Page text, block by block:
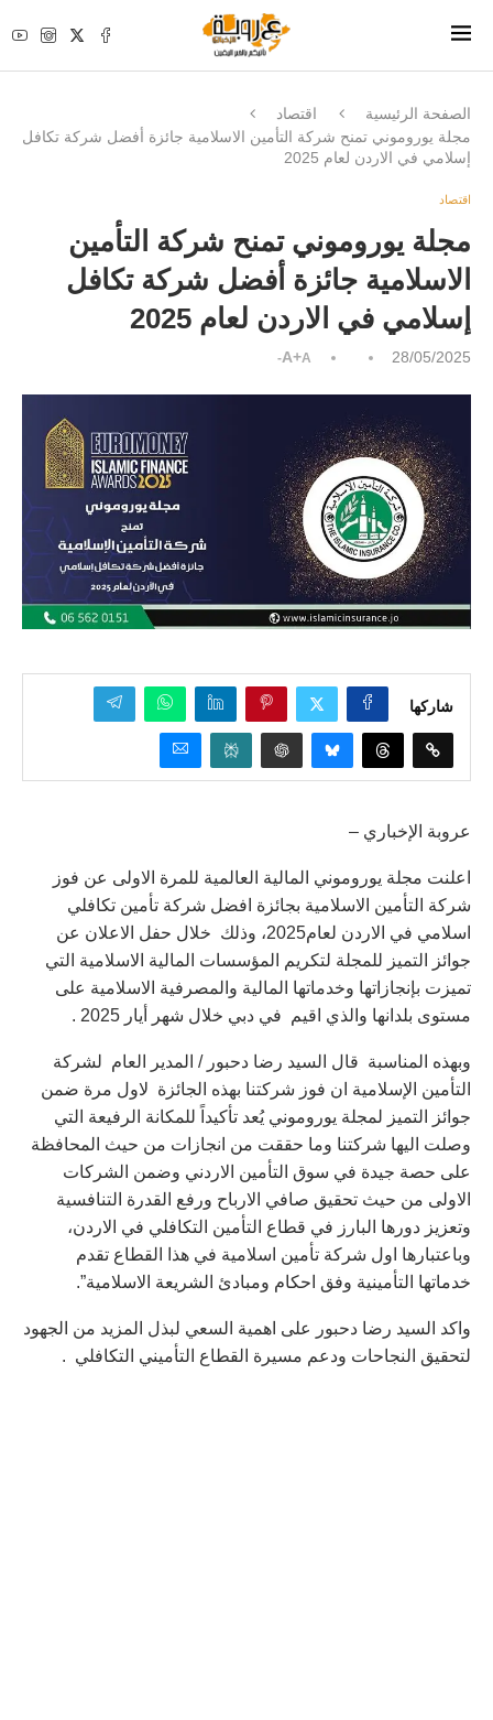
الصفحة الرئيسية
اقتصاد
مجلة يوروموني تمنح شركة التأمين الاسلامية جائزة أفضل شركة تكافل
إسلامي في الاردن لعام 2025
اقتصاد
مجلة يوروموني تمنح شركة التأمين
الاسلامية جائزة أفضل شركة تكافل
إسلامي في الاردن لعام 2025
28/05/2025
A+A-
شاركها
عروبة الإخباري –
اعلنت مجلة يوروموني المالية العالمية للمرة الاولى عن فوز
شركة التأمين الاسلامية بجائزة افضل شركة تأمين تكافلي
اسلامي في الاردن لعام2025، وذلك خلال حفل الاعلان عن
جوائز التميز للمجلة لتكريم المؤسسات المالية الاسلامية التي
تميزت بإنجازاتها وخدماتها المالية والمصرفية الاسلامية على
مستوى بلدانها والذي اقيم في دبي خلال شهر أيار 2025 .
وبهذه المناسبة قال السيد رضا دحبور / المدير العام لشركة
التأمين الإسلامية ان فوز شركتنا بهذه الجائزة لاول مرة ضمن
جوائز التميز لمجلة يوروموني يُعد تأكيداً للمكانة الرفيعة التي
وصلت اليها شركتنا وما حققت من انجازات من حيث المحافظة
على حصة جيدة في سوق التأمين الاردني وضمن الشركات
الاولى من حيث تحقيق صافي الارباح ورفع القدرة التنافسية
وتعزيز دورها البارز في قطاع التأمين التكافلي في الاردن،
وباعتبارها اول شركة تأمين اسلامية في هذا القطاع تقدم
خدماتها التأمينية وفق احكام ومبادئ الشريعة الاسلامية”.
واكد السيد رضا دحبور على اهمية السعي لبذل المزيد من الجهود
لتحقيق النجاحات ودعم مسيرة القطاع التأميني التكافلي .